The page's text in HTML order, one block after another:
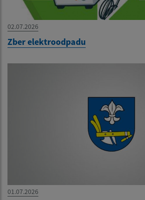
02.07.2026
Zber elektroodpadu
01.07.2026